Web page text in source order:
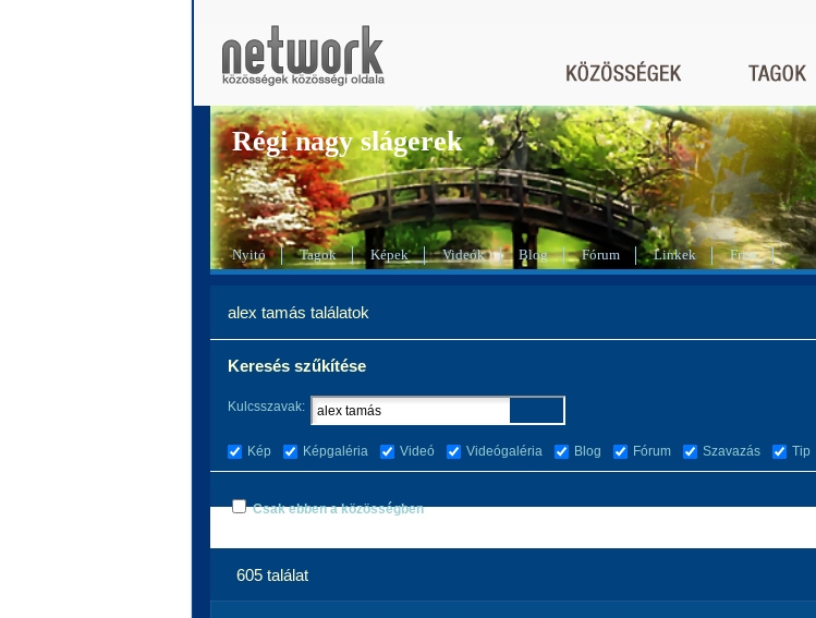
Régi nagy slágerek
Nyitó Tagok Képek Videók Blog Fórum Linkek Friss
alex tamás találatok
Keresés szűkítése
Kulcsszavak:
Kép Képgaléria Videó Videógaléria Blog Fórum Szavazás Tip
Csak ebben a közösségben
605 találat